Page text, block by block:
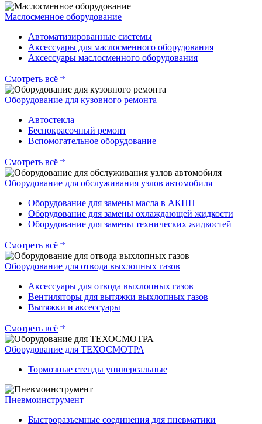
Маслосменное оборудование
Автоматизированные системы
Аксессуары для маслосменного оборудования
Аксессуары маслосменного оборудования
Смотреть всё
Оборудование для кузовного ремонта
Автостекла
Беспокрасочный ремонт
Вспомогательное оборудование
Смотреть всё
Оборудование для обслуживания узлов автомобиля
Оборудование для замены масла в АКПП
Оборудование для замены охлаждающей жидкости
Оборудование для замены технических жидкостей
Смотреть всё
Оборудование для отвода выхлопных газов
Аксессуары для отвода выхлопных газов
Вентиляторы для вытяжки выхлопных газов
Вытяжки и аксессуары
Смотреть всё
Оборудование для ТЕХОСМОТРА
Тормозные стенды универсальные
Пневмоинструмент
Быстроразъемные соединения для пневматики